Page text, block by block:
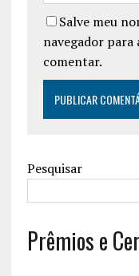
Salve meu
navegador para
comentar.
Pesquisar
Prêmios e